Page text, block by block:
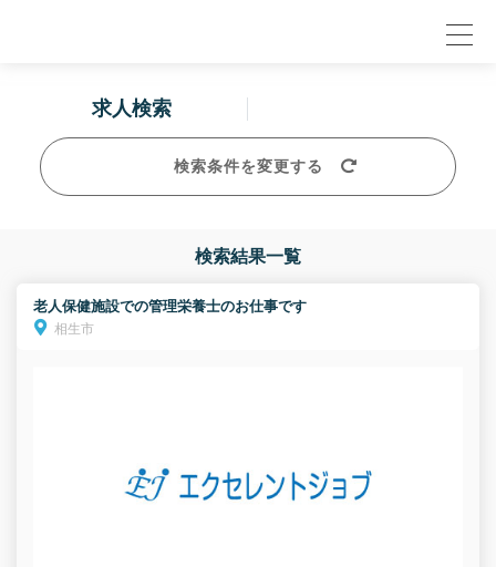
求人検索
検索条件を変更する
検索結果一覧
老人保健施設での管理栄養士のお仕事です
相生市